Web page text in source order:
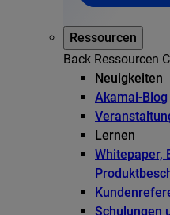
Ressourcen
Back Ressourcen
Neuigkeiten
Akamai-Blog
Lernen
Whitepaper,
Schulungen